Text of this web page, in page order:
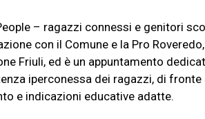
– ragazzi connessi e genitori
con il Comune e la Pro
Friuli, ed è un appuntamento
iperconessa dei ragazzi, di
e indicazioni educative adatte.